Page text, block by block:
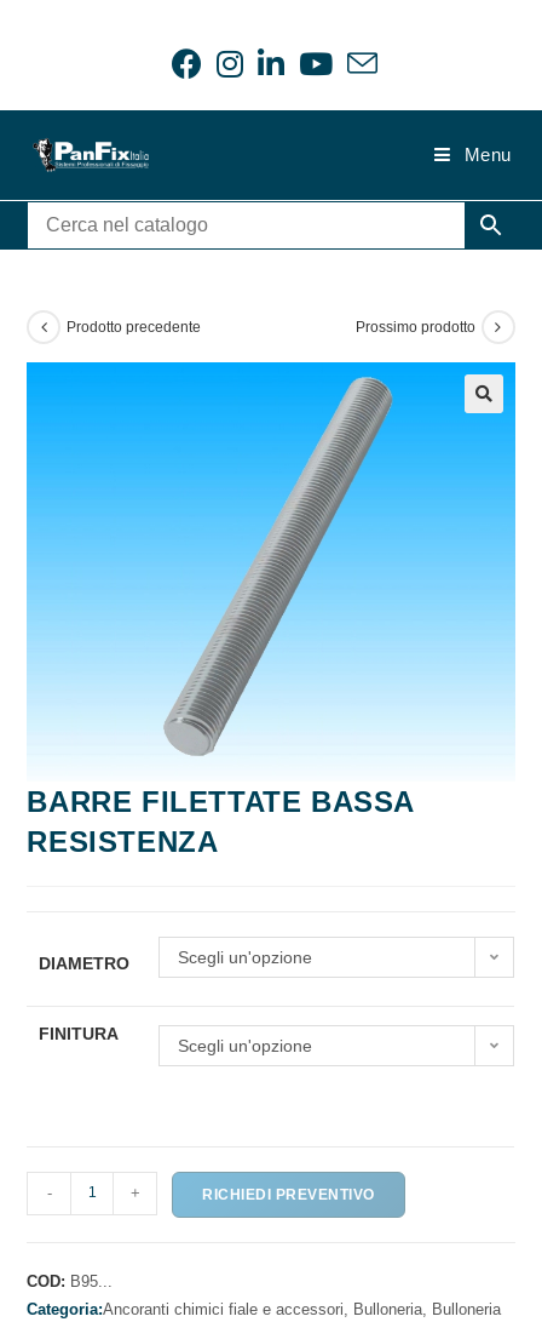
Menu
Prodotto precedente Prossimo prodotto
BARRE FILETTATE BASSA
RESISTENZA
DIAMETRO Scegli un'opzione
FINITURA
Scegli un'opzione
FILETTATE
RESISTENZA
quantità
- + RICHIEDI PREVENTIVO
COD: B95...
Categoria:Ancoranti chimici fiale e accessori, Bulloneria, Bulloneria